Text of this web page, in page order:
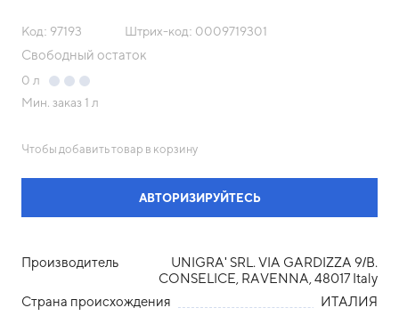
Код: 97193 Штрих-код: 0009719301
Свободный остаток
0 л
Мин. заказ 1 л
Чтобы добавить товар в корзину
АВТОРИЗИРУЙТЕСЬ
Производитель
UNIGRA' SRL. VIA GARDIZZA 9/B.
CONSELICE, RAVENNA, 48017 Italy
Страна происхождения
ИТАЛИЯ